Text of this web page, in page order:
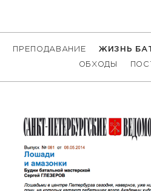
ПРЕПОДАВАНИЕ ЖИЗНЬ
ОБХОДЫ